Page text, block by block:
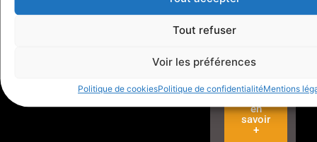
Tout refuser
Voir les préférences
Politique de cookiesPolitique de confidentialitéMentions
exposition-
en
savoir
+